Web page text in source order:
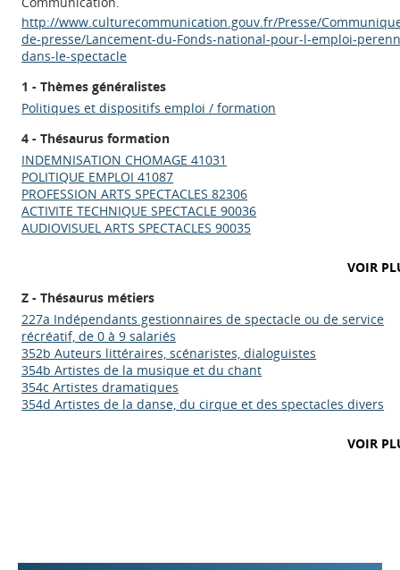
http://www.culturecommunication.gouv.fr/Presse/
de-presse/Lancement-du-Fonds-national-pour-l-emploi-
dans-le-spectacle
1 - Thèmes généralistes
Politiques et dispositifs emploi / formation
4 - Thésaurus formation
INDEMNISATION CHOMAGE 41031
POLITIQUE EMPLOI 41087
PROFESSION ARTS SPECTACLES 82306
ACTIVITE TECHNIQUE SPECTACLE 90036
AUDIOVISUEL ARTS SPECTACLES 90035
VOIR
Z - Thésaurus métiers
227a Indépendants gestionnaires de spectacle ou de service
récréatif, de 0 à 9 salariés
352b Auteurs littéraires, scénaristes, dialoguistes
354b Artistes de la musique et du chant
354c Artistes dramatiques
354d Artistes de la danse, du cirque et des spectacles divers
VOIR
Appels à projets
Déposer une actu !